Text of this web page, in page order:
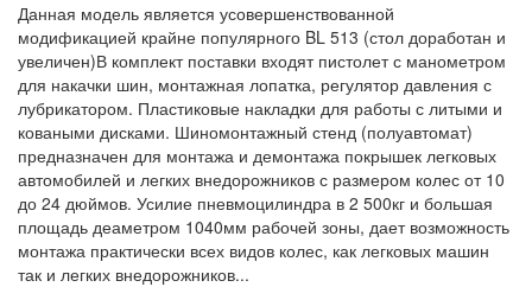
Данная модель является усовершенствованной
модификацией крайне популярного BL 513 (стол доработан и
увеличен)В комплект поставки входят пистолет с манометром
для накачки шин, монтажная лопатка, регулятор давления с
лубрикатором. Пластиковые накладки для работы с литыми и
коваными дисками. Шиномонтажный стенд (полуавтомат)
предназначен для монтажа и демонтажа покрышек легковых
автомобилей и легких внедорожников с размером колес от 10
до 24 дюймов. Усилие пневмоцилиндра в 2 500кг и большая
площадь деаметром 1040мм рабочей зоны, дает возможность
монтажа практически всех видов колес, как легковых машин
так и легких внедорожников...